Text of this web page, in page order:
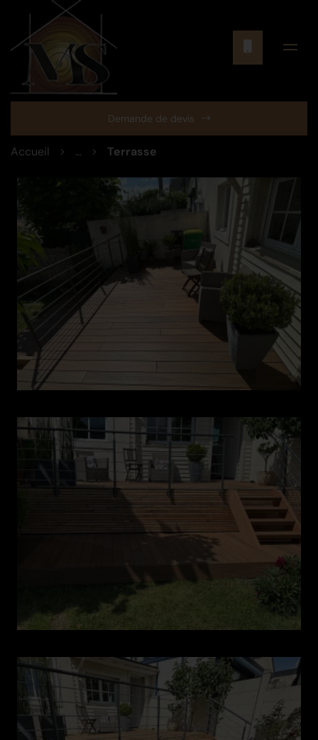
Demande de devis
Accueil ... Terrasse